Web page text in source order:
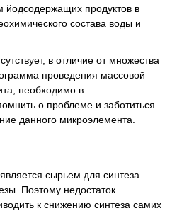
йодсодержащих продуктов в
состава воды и
в отличие от множества
проведения массовой
необходимо в
о проблеме и заботиться
данного микроэлемента.
сырьем для синтеза
Поэтому недостаток
к снижению синтеза самих